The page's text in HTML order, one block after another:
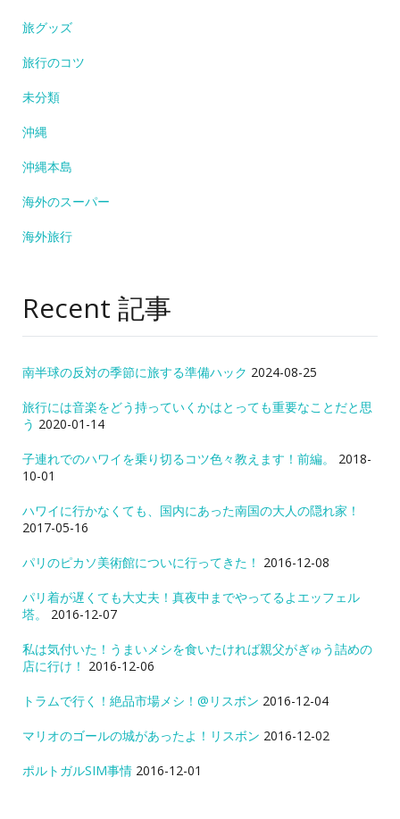
旅グッズ
旅行のコツ
未分類
沖縄
沖縄本島
海外のスーパー
海外旅行
Recent 記事
南半球の反対の季節に旅する準備ハック 2024-08-25
旅行には音楽をどう持っていくかはとっても重要なことだと思
う 2020-01-14
子連れでのハワイを乗り切るコツ色々教えます！前編。
2018-
10-01
ハワイに行かなくても、国内にあった南国の大人の隠れ家！
2017-05-16
パリのピカソ美術館についに行ってきた！ 2016-12-08
パリ着が遅くても大丈夫！真夜中までやってるよエッフェル
塔。
2016-12-07
私は気付いた！うまいメシを食いたければ親父がぎゅう詰めの
店に行け！ 2016-12-06
トラムで行く！絶品市場メシ！@リスボン 2016-12-04
マリオのゴールの城があったよ！リスボン 2016-12-02
ポルトガルSIM事情 2016-12-01